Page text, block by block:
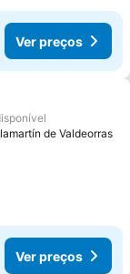
Ver preços
favoritos
de Valdeorras
Ver preços